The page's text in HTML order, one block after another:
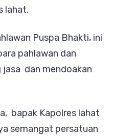
lahat.
Puspa Bhakti, ini
pahlawan dan
dan mendoakan
bapak Kapolres lahat
semangat persatuan